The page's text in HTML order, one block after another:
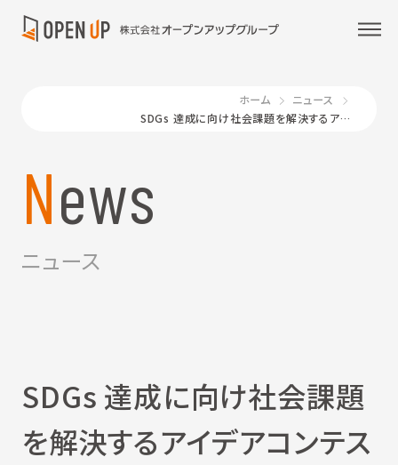
ホーム
ニュース
SDGs 達成に向け社会課題を解決するアイデアコンテスト『大学SDGs ACTION! AWARDS 2024 』に協賛
News
ニュース
SDGs 達成に向け社会課題
を解決するアイデアコンテス